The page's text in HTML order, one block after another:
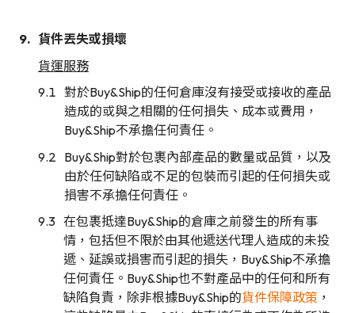
貨件丟失或損壞
貨運服務
對於Buy&Ship的任何倉庫沒有接受或接收的產品
造成的或與之相關的任何損失、成本或費用，
Buy&Ship不承擔任何責任。
Buy&Ship對於包裹內部產品的數量或品質，以及
由於任何缺陷或不足的包裝而引起的任何損失或
損害不承擔任何責任。
在包裹抵達Buy&Ship的倉庫之前發生的所有事
情，包括但不限於由其他遞送代理人造成的未投
遞、延誤或損害而引起的損失，Buy&Ship不承擔
任何責任。Buy&Ship也不對產品中的任何和所有
缺陷負責，除非根據Buy&Ship的貨件保障政策 ，